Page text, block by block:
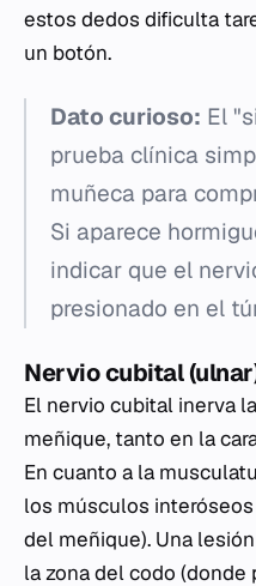
estos dedos dificulta
un botón.
Dato curioso: El
prueba clínica
muñeca para
Si aparece
indicar que el
presionado en el
Nervio cubital
El nervio cubital inerva
meñique, tanto en la
En cuanto a la
los músculos
del meñique). Una
la zona del codo (donde